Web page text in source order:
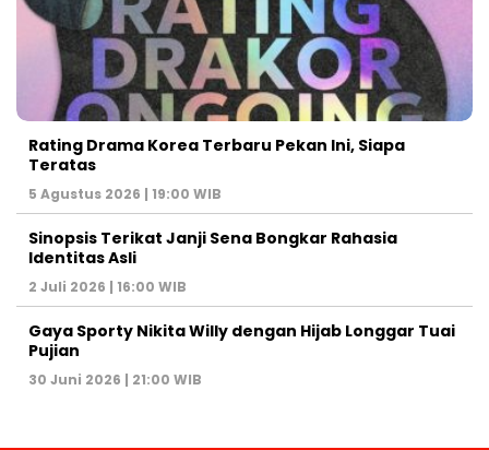
Rating Drama Korea Terbaru Pekan Ini, Siapa
Teratas
5 Agustus 2026 | 19:00 WIB
Sinopsis Terikat Janji Sena Bongkar Rahasia
Identitas Asli
2 Juli 2026 | 16:00 WIB
Gaya Sporty Nikita Willy dengan Hijab Longgar Tuai
Pujian
30 Juni 2026 | 21:00 WIB